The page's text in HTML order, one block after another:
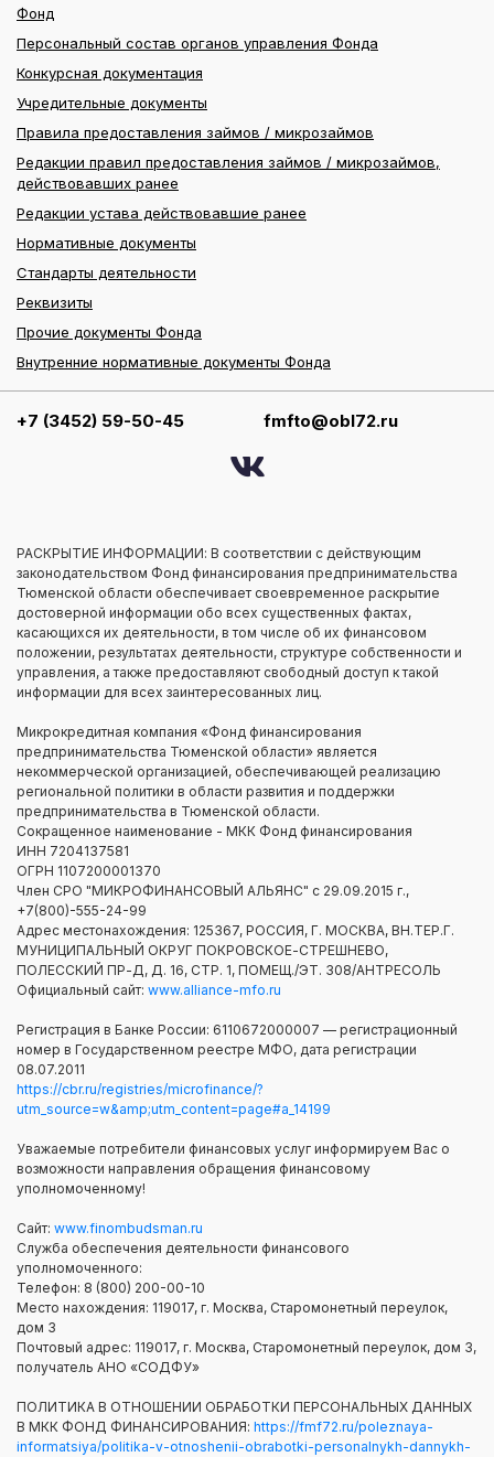
Фонд
Персональный состав органов управления Фонда
Конкурсная документация
Учредительные документы
Правила предоставления займов / микрозаймов
Редакции правил предоставления займов / микрозаймов,
действовавших ранее
Редакции устава действовавшие ранее
Нормативные документы
Стандарты деятельности
Реквизиты
Прочие документы Фонда
Внутренние нормативные документы Фонда
+7 (3452) 59-50-45 fmfto@obl72.ru
РАСКРЫТИЕ ИНФОРМАЦИИ: В соответствии с действующим
законодательством Фонд финансирования предпринимательства
Тюменской области обеспечивает своевременное раскрытие
достоверной информации обо всех существенных фактах,
касающихся их деятельности, в том числе об их финансовом
положении, результатах деятельности, структуре собственности и
управления, а также предоставляют свободный доступ к такой
информации для всех заинтересованных лиц.
Микрокредитная компания «Фонд финансирования
предпринимательства Тюменской области» является
некоммерческой организацией, обеспечивающей реализацию
региональной политики в области развития и поддержки
предпринимательства в Тюменской области.
Сокращенное наименование - МКК Фонд финансирования
ИНН 7204137581
ОГРН 1107200001370
Член СРО "МИКРОФИНАНСОВЫЙ АЛЬЯНС" с 29.09.2015 г.,
+7(800)-555-24-99
Адрес местонахождения: 125367, РОССИЯ, Г. МОСКВА, ВН.ТЕР.Г.
МУНИЦИПАЛЬНЫЙ ОКРУГ ПОКРОВСКОЕ-СТРЕШНЕВО,
ПОЛЕССКИЙ ПР-Д, Д. 16, СТР. 1, ПОМЕЩ./ЭТ. 308/АНТРЕСОЛЬ
Официальный сайт: www.alliance-mfo.ru
Регистрация в Банке России: 6110672000007 — регистрационный
номер в Государственном реестре МФО, дата регистрации
08.07.2011
https://cbr.ru/registries/microfinance/?
utm_source=w&amp;utm_content=page#a_14199
Уважаемые потребители финансовых услуг информируем Вас о
возможности направления обращения финансовому
уполномоченному!
Сайт: www.finombudsman.ru
Служба обеспечения деятельности финансового
уполномоченного:
Телефон: 8 (800) 200-00-10
Место нахождения: 119017, г. Москва, Старомонетный переулок,
дом 3
Почтовый адрес: 119017, г. Москва, Старомонетный переулок, дом 3,
получатель АНО «СОДФУ»
ПОЛИТИКА В ОТНОШЕНИИ ОБРАБОТКИ ПЕРСОНАЛЬНЫХ ДАННЫХ
В МКК ФОНД ФИНАНСИРОВАНИЯ: https://fmf72.ru/poleznaya-
informatsiya/politika-v-otnoshenii-obrabotki-personalnykh-dannykh-